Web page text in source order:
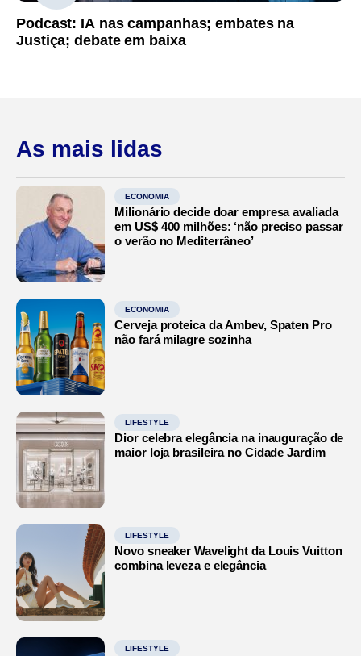
Podcast: IA nas campanhas; embates na
Justiça; debate em baixa
As mais lidas
ECONOMIA
Milionário decide doar empresa avaliada
em US$ 400 milhões: ‘não preciso passar
o verão no Mediterrâneo’
ECONOMIA
Cerveja proteica da Ambev, Spaten Pro
não fará milagre sozinha
LIFESTYLE
Dior celebra elegância na inauguração de
maior loja brasileira no Cidade Jardim
LIFESTYLE
Novo sneaker Wavelight da Louis Vuitton
combina leveza e elegância
LIFESTYLE